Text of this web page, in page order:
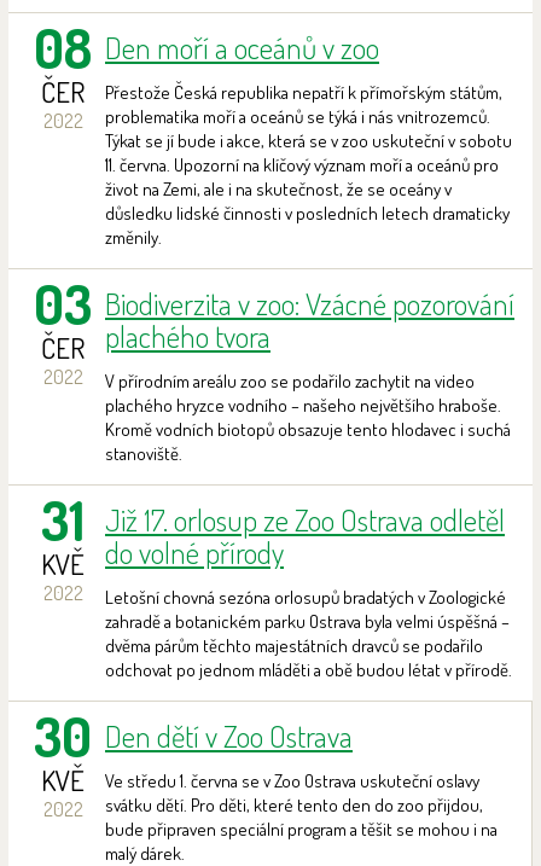
08
ČER
2022
Den moří a oceánů v zoo
Přestože Česká republika nepatří k přímořským státům,
problematika moří a oceánů se týká i nás vnitrozemců.
Týkat se jí bude i akce, která se v zoo uskuteční v sobotu
11. června. Upozorní na klíčový význam moří a oceánů pro
život na Zemi, ale i na skutečnost, že se oceány v
důsledku lidské činnosti v posledních letech dramaticky
změnily.
03
ČER
2022
Biodiverzita v zoo: Vzácné pozorování
plachého tvora
V přírodním areálu zoo se podařilo zachytit na video
plachého hryzce vodního – našeho největšího hraboše.
Kromě vodních biotopů obsazuje tento hlodavec i suchá
stanoviště.
31
KVĚ
2022
Již 17. orlosup ze Zoo Ostrava odletěl
do volné přírody
Letošní chovná sezóna orlosupů bradatých v Zoologické
zahradě a botanickém parku Ostrava byla velmi úspěšná –
dvěma párům těchto majestátních dravců se podařilo
odchovat po jednom mláděti a obě budou létat v přírodě.
30
KVĚ
2022
Den dětí v Zoo Ostrava
Ve středu 1. června se v Zoo Ostrava uskuteční oslavy
svátku dětí. Pro děti, které tento den do zoo přijdou,
bude připraven speciální program a těšit se mohou i na
malý dárek.